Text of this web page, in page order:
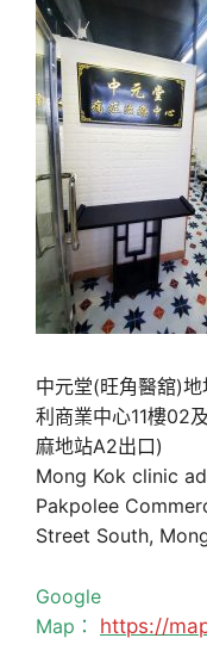
中元堂(旺角醫舘)
利商業中心11樓02
麻地站A2出口)
Mong Kok clinic
Pakpolee
Street South,
Google
Map： https://